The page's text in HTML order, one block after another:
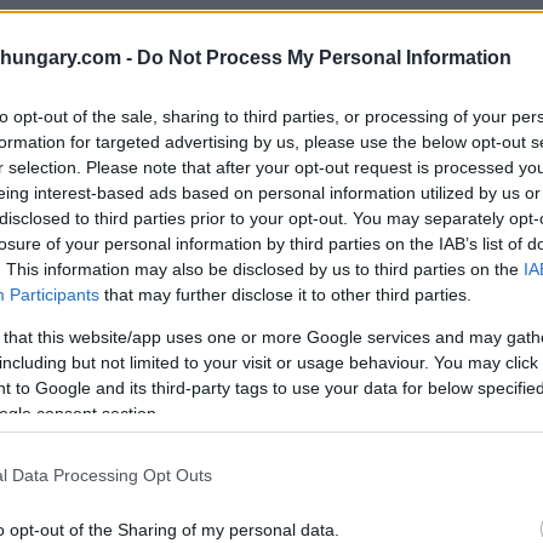
- Do Not Process My Personal Information
opt-out of the sale, sharing to third parties, or processing of your
for targeted advertising by us, please use the below opt-out
selection. Please note that after your opt-out request is processed
interest-based ads based on personal information utilized by us
to third parties prior to your opt-out. You may separately
of your personal information by third parties on the IAB’s list of
This information may also be disclosed by us to third parties on the
Participants that may further disclose it to other third parties.
that this website/app uses one or more Google services and may
but not limited to your visit or usage behaviour. You may
to Google and its third-party tags to use your data for below
consent section.
Data Processing Opt Outs
opt-out of the Sharing of my personal data.
Out für ein gutes Preis-Leistungs-Verhältnis
ehemalige Industriezentrum belegt erneut den
sozialistischen Ära war die Stadt eines der
der Einwohnerzahl an zweiter Stelle hinter
bekannt.